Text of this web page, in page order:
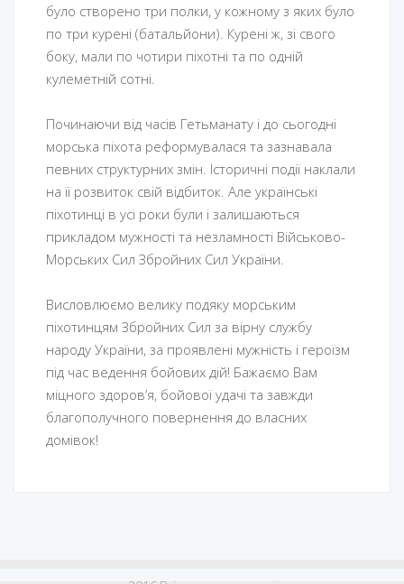
було створено три полки, у кожному з яких було
по три курені (батальйони). Курені ж, зі свого
боку, мали по чотири піхотні та по одній
кулеметній сотні.
Починаючи від часів Гетьманату і до сьогодні
морська піхота реформувалася та зазнавала
певних структурних змін. Історичні події наклали
на її розвиток свій відбиток. Але українські
піхотинці в усі роки були і залишаються
прикладом мужності та незламності Військово-
Морських Сил Збройних Сил України.
Висловлюємо велику подяку морським
піхотинцям Збройних Сил за вірну службу
народу України, за проявлені мужність і героїзм
під час ведення бойових дій! Бажаємо Вам
міцного здоров’я, бойової удачі та завжди
благополучного повернення до власних
домівок!